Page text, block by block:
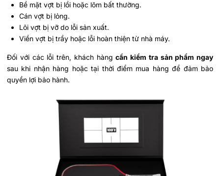
Bề mặt vợt bị lồi hoặc lõm bất thường.
Cán vợt bị lỏng.
Lõi vợt bị vỡ do lỗi sản xuất.
Viền vợt bị trầy hoặc lỗi hoàn thiện từ nhà máy.
Đối với các lỗi trên, khách hàngcần kiểm tra sản phẩm ngay
sau khi nhận hàng hoặc tại thời điểm mua hàng để đảm bảo
quyền lợi bảo hành.